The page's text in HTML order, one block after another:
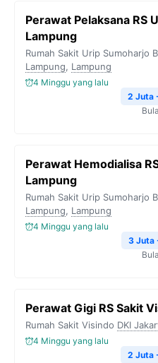
Perawat Pelaksana RS
Lampung
Rumah Sakit Urip Sumoharjo
Lampung, Lampung
4 Minggu yang lalu
2 Juta
Perawat Hemodialisa
Lampung
Rumah Sakit Urip Sumoharjo
Lampung, Lampung
4 Minggu yang lalu
3 Juta
Perawat Gigi RS Sakit
Rumah Sakit Visindo DKI
4 Minggu yang lalu
2 Juta